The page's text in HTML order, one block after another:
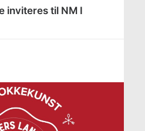
inviteres til NM I